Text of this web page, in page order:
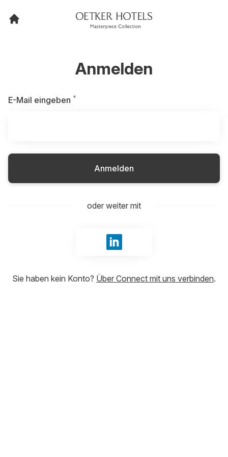
Anmelden
E-Mail eingeben *
Anmelden
oder weiter mit
Mit LinkedIn anmelden
Sie haben kein Konto? Über Connect mit uns verbinden.